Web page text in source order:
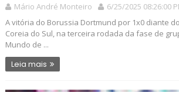
Mário André Monteiro
6/25/2025 08:26:00
A vitória do Borussia Dortmund por 1x0 diante
Coreia do Sul, na terceira rodada da fase de
Mundo de ...
Leia mais